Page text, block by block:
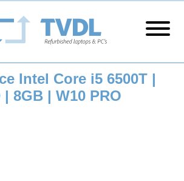
Intel Core i5 6500T |
| 8GB | W10 PRO